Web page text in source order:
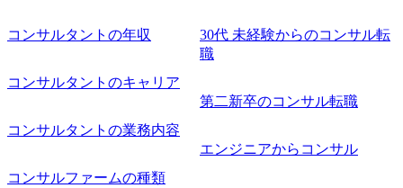
規事業開発にも興味があり、ゆくゆくはチャレンジしてみ
コンサルタントの年収
コンサルタントのキャリア
コンサルタントの業務内容
コンサルファームの種類
30代 未経験からのコンサル転
職
第二新卒のコンサル転職
エンジニアからコンサル